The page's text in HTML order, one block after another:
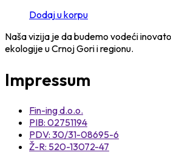
Dodaj u korpu
Naša vizija je da budemo vodeći
ekologije u Crnoj Gori i regionu.
Impressum
Fin-ing d.o.o.
PIB: 02751194
PDV: 30/31-08695-6
Ž-R: 520-13072-47